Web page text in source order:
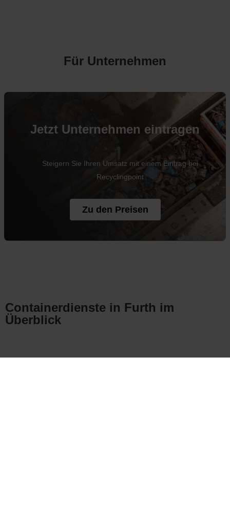
Für Unternehmen
Jetzt Unternehmen eintragen
Steigern Sie Ihren Umsatz mit einem Eintrag bei
Recyclingpoint
Zu den Preisen
Containerdienste in Furth im
Überblick